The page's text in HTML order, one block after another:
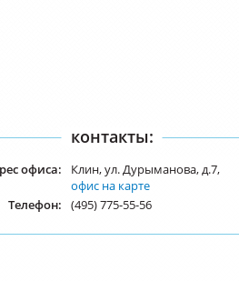
контакты:
офиса:
Клин, ул. Дурыманова, д.7,
офис на карте
Телефон:
(495) 775-55-56